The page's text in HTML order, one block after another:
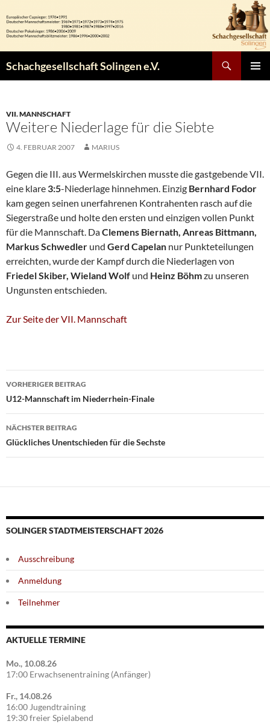
Inhalt
springen
Schachgesellschaft Solingen e.V.
VII. MANNSCHAFT
Weitere Niederlage für die Siebte
4. FEBRUAR 2007 MARIUS
Gegen die III. aus Wermelskirchen musste die gastgebende VII.
eine klare 3:5-Niederlage hinnehmen. Einzig Bernhard Fodor
kam gegen seinen unerfahrenen Kontrahenten rasch auf die
Siegerstraße und holte den ersten und einzigen vollen Punkt
für die Mannschaft. DaClemens Biernath, Anreas Bittmann,
Markus Schwedler und Gerd Capelan nur Punkteteilungen
erreichten, wurde der Kampf durch die Niederlagen von
Friedel Skiber, Wieland Wolf und Heinz Böhmzu unseren
Ungunsten entschieden.
Zur Seite der VII. Mannschaft
Beitragsnavigation
VORHERIGER BEITRAG
U12-Mannschaft im Niederrhein-Finale
NÄCHSTER BEITRAG
Glückliches Unentschieden für die Sechste
SOLINGER STADTMEISTERSCHAFT 2026
Ausschreibung
Anmeldung
Teilnehmer
AKTUELLE TERMINE
Mo., 10.08.26
17:00 Erwachsenentraining (Anfänger)
Fr., 14.08.26
16:00 Jugendtraining
19:30 freier Spielabend